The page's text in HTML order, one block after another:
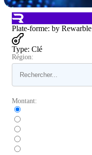
Plate-forme: by Rewarble
Type: Clé
Région:
Montant: